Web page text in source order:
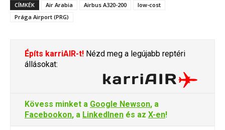
CÍMKÉK Air Arabia Airbus A320-200
low-cost
Prága Airport (PRG)
Építs karriAIR-t! Nézd meg a legújabb reptéri
állásokat:
Kövess minket a Google Newson, a
Facebookon, a LinkedInen és az X-en!